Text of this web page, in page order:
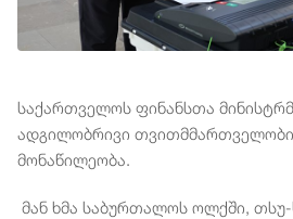
საქართველოს ფინანსთა
ადგილობრივი
მონაწილეობა.
მან ხმა საბურთალოს ოლქში,